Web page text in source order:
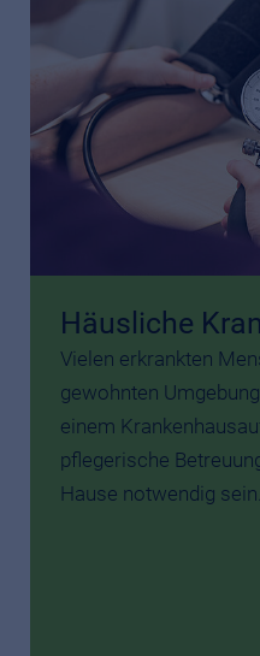
Häusliche
Vielen erkrankten
gewohnten
einem
pflegerische
Hause notwendig sein.